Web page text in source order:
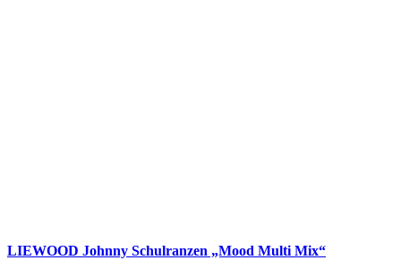
LIEWOOD Johnny Schulranzen „Mood Multi Mix“